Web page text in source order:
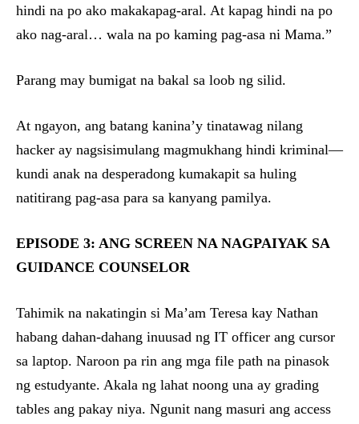
hindi na po ako makakapag-aral. At kapag hindi na po
ako nag-aral… wala na po kaming pag-asa ni Mama.”
Parang may bumigat na bakal sa loob ng silid.
At ngayon, ang batang kanina’y tinatawag nilang
hacker ay nagsisimulang magmukhang hindi kriminal—
kundi anak na desperadong kumakapit sa huling
natitirang pag-asa para sa kanyang pamilya.
EPISODE 3: ANG SCREEN NA NAGPAIYAK SA
GUIDANCE COUNSELOR
Tahimik na nakatingin si Ma’am Teresa kay Nathan
habang dahan-dahang inuusad ng IT officer ang cursor
sa laptop. Naroon pa rin ang mga file path na pinasok
ng estudyante. Akala ng lahat noong una ay grading
tables ang pakay niya. Ngunit nang masuri ang access